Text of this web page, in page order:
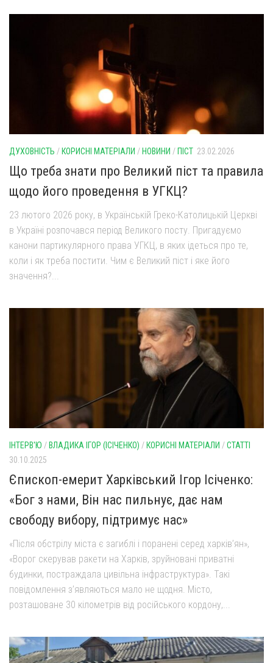
ДУХОВНІСТЬ / КОРИСНІ МАТЕРІАЛИ / НОВИНИ / ПІСТ 23.02.2026
Що треба знати про Великий піст та правила
щодо його проведення в УГКЦ?
23 лютого 2026 року, в Українській Греко-Католицькій Церкві
в Україні розпочався період Великого посту. Пригадуємо
канони партикулярного права УГКЦ, в яких ідеться про те,
коли і як треба постити. Чим є Великий піст і яке його
значення?...
ІНТЕРВ'Ю / ВЛАДИКА ІГОР (ІСІЧЕНКО) / КОРИСНІ МАТЕРІАЛИ /СТАТТІ
30.10.2025
Єпископ-емерит Харківський Ігор Ісіченко:
«Бог з нами, Він нас пильнує, дає нам
свободу вибору, підтримує нас»
«Після обстрілу міста є загиблі і поранені серед харків’ян»,
«Ворог скерував ракети на Харків, зруйновані приватні
будинки, постраждала цивільна інфраструктура». Такі
повідомлення з’являються мало не щодня. Місто,
розташоване 30 кілометрів від російського кордону,...